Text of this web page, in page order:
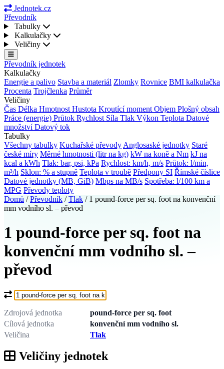
Jednotek.cz
Převodník
Tabulky
Kalkulačky
Veličiny
Převodník jednotek
Kalkulačky
Energie a palivo Stavba a materiál Zlomky Rovnice BMI kalkulačka
Procenta Trojčlenka Průměr
Veličiny
Čas Délka Hmotnost Hustota Kroutící moment Objem Plošný obsah
Práce (energie) Průtok Rychlost Síla Tlak Výkon Teplota Datové
množstvíDatový tok
Tabulky
Všechny tabulky Kuchařské převody Anglosaské jednotky Staré
české míry Měrné hmotnosti (litr na kg) kW na koně a Nm kJ na
kcal a kWh Tlak: bar, psi, kPa Rychlost: km/h, m/s Průtok: l/min,
m³/h Sklon: % a stupně Teplota v troubě Předpony SI Římské číslice
Datové jednotky (MB, GiB) Mbps na MB/s Spotřeba: l/100 km a
MPG Převody teploty
Domů / Převodník / Tlak / 1 pound-force per sq. foot na konvenční
mm vodního sl. – převod
1 pound-force per sq. foot na
konvenční mm vodního sl. –
převod
Co chcete převést?
Zdrojová jednotka
pound-force per sq. foot
Cílová jednotka
konvenční mm vodního sl.
Veličina
Tlak
Veličiny jednotek